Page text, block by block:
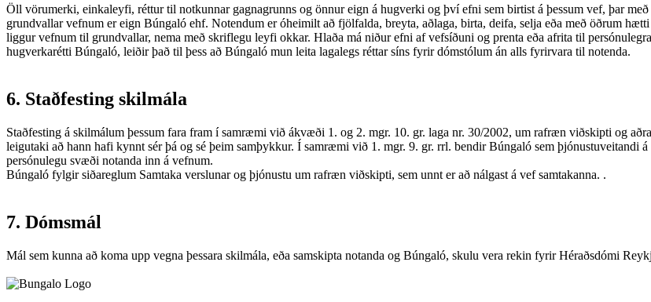
Öll vörumerki, einkaleyfi, réttur til notkunnar gagnagrunns og önnur eign á hugverki og því efni sem birtist á þessum vef, þar
grundvallar vefnum er eign Búngaló ehf. Notendum er óheimilt að fjölfalda, breyta, aðlaga, birta, deifa, selja eða með öðrum
liggur vefnum til grundvallar, nema með skriflegu leyfi okkar. Hlaða má niður efni af vefsíðuni og prenta eða afrita til
hugverkarétti Búngaló, leiðir það til þess að Búngaló mun leita lagalegs réttar síns fyrir dómstólum án alls fyrirvara til notenda.
6. Staðfesting skilmála
Staðfesting á skilmálum þessum fara fram í samræmi við ákvæði 1. og 2. mgr. 10. gr. laga nr. 30/2002, um rafræn viðskipti og
leigutaki að hann hafi kynnt sér þá og sé þeim samþykkur. Í samræmi við 1. mgr. 9. gr. rrl. bendir Búngaló sem þjónustuveitandi
persónulegu svæði notanda inn á vefnum.
Búngaló fylgir siðareglum Samtaka verslunar og þjónustu um rafræn viðskipti, sem unnt er að nálgast á vef samtakanna. .
7. Dómsmál
Mál sem kunna að koma upp vegna þessara skilmála, eða samskipta notanda og Búngaló, skulu vera rekin fyrir Héraðsdómi